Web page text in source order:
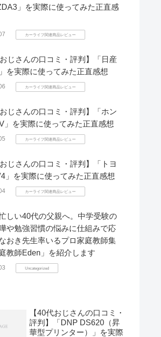
」を実際に使ってみた正直感
カーライフ関連商品レビュー
おじさんの口コミ・評判】「日産
を実際に使ってみた正直感想
カーライフ関連商品レビュー
おじさんの口コミ・評判】「ホン
」を実際に使ってみた正直感想
カーライフ関連商品レビュー
おじさんの口コミ・評判】「トヨ
」を実際に使ってみた正直感想
カーライフ関連商品レビュー
しい40代の父親へ。中学受験の
や勉強習慣の悩みに仕組みで応
おき先生率いるプロ家庭教師集
教師Eden」を紹介します
Uncategorized
【40代おじさんの口コミ・
評判】「DNP DS620（昇
華型プリンター）」を実際